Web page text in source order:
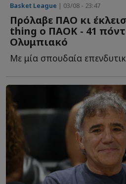
Basket League | 03/08 - 23:47
Πρόλαβε ΠΑΟ κι
thing ο ΠΑΟΚ - 41
Ολυμπιακό